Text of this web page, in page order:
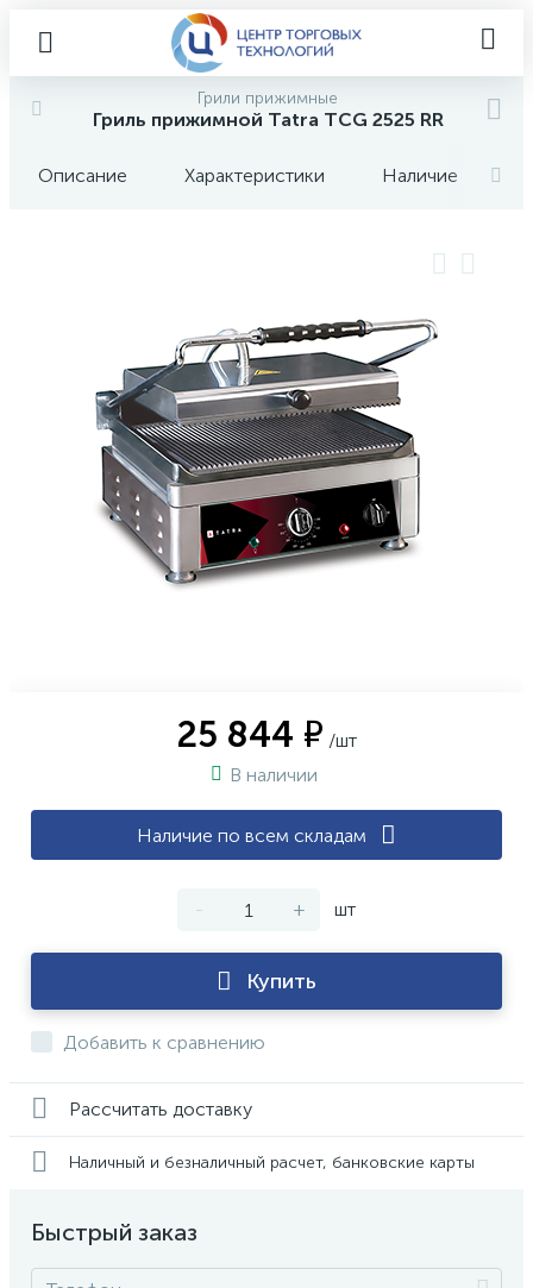
Грили прижимные
Гриль прижимной Tatra TCG 2525 RR
Описание Характеристики Наличие
25 844 ₽ /шт
В наличии
Наличие по всем складам
- + шт
Купить
Добавить к сравнению
Рассчитать доставку
Наличный и безналичный расчет, банковские карты
Быстрый заказ